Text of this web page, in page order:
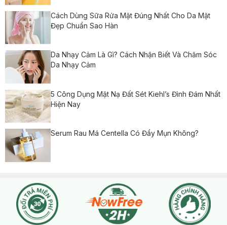
Cách Dùng Sữa Rửa Mặt Đúng Nhất Cho Da Mặt
Đẹp Chuẩn Sao Hàn
Da Nhạy Cảm Là Gì? Cách Nhận Biết Và Chăm Sóc
Da Nhạy Cảm
5 Công Dụng Mặt Nạ Đất Sét Kiehl’s Đình Đám Nhất
Hiện Nay
Serum Rau Má Centella Có Đẩy Mụn Không?